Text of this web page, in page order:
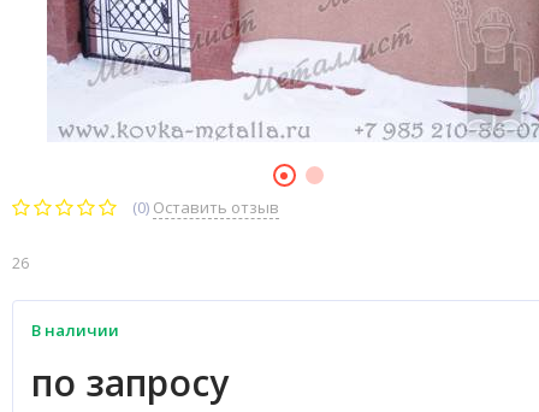
(0) Оставить отзыв
26
В наличии
по запросу